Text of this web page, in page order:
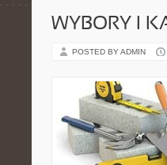
WYBORY I
POSTED BY ADMIN